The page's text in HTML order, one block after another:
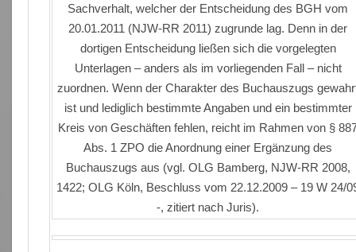
Sachverhalt, welcher der Entscheidung des BGH vom
20.01.2011 (NJW-RR 2011) zugrunde lag. Denn in der
dortigen Entscheidung ließen sich die vorgelegten
Unterlagen – anders als im vorliegenden Fall – nicht
zuordnen. Wenn der Charakter des Buchauszugs
ist und lediglich bestimmte Angaben und ein bestimmter
Kreis von Geschäften fehlen, reicht im Rahmen von §
Abs. 1 ZPO die Anordnung einer Ergänzung des
Buchauszugs aus (vgl. OLG Bamberg, NJW-RR 2008,
1422; OLG Köln, Beschluss vom 22.12.2009 – 19 W 24/
-, zitiert nach Juris).